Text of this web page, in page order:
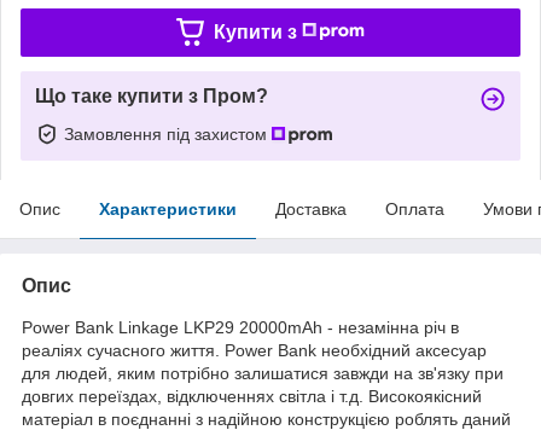
Купити з
Що таке купити з Пром?
Замовлення під захистом
Опис Характеристики Доставка Оплата Умови
Опис
Power Bank Linkage LKP29 20000mAh - незамінна річ в
реаліях сучасного життя. Power Bank необхідний аксесуар
для людей, яким потрібно залишатися завжди на зв'язку при
довгих переїздах, відключеннях світла і т.д. Високоякісний
матеріал в поєднанні з надійною конструкцією роблять даний